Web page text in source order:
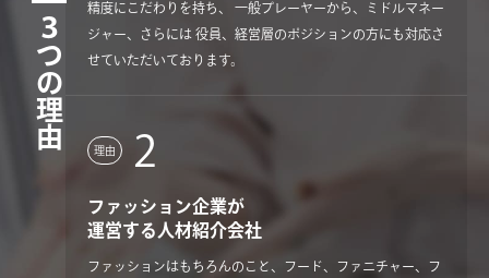
３つの理由
精度にこだわりを持ち、 一般プレーヤーから、ミドルマネー
ジャー、さらには 役員、経営層のポジションの方にも対応さ
せていただいております。
理由 2
ファッション企業が
運営する人材紹介会社
ファッションはもちろんのこと、フード、ファニチャー、フ